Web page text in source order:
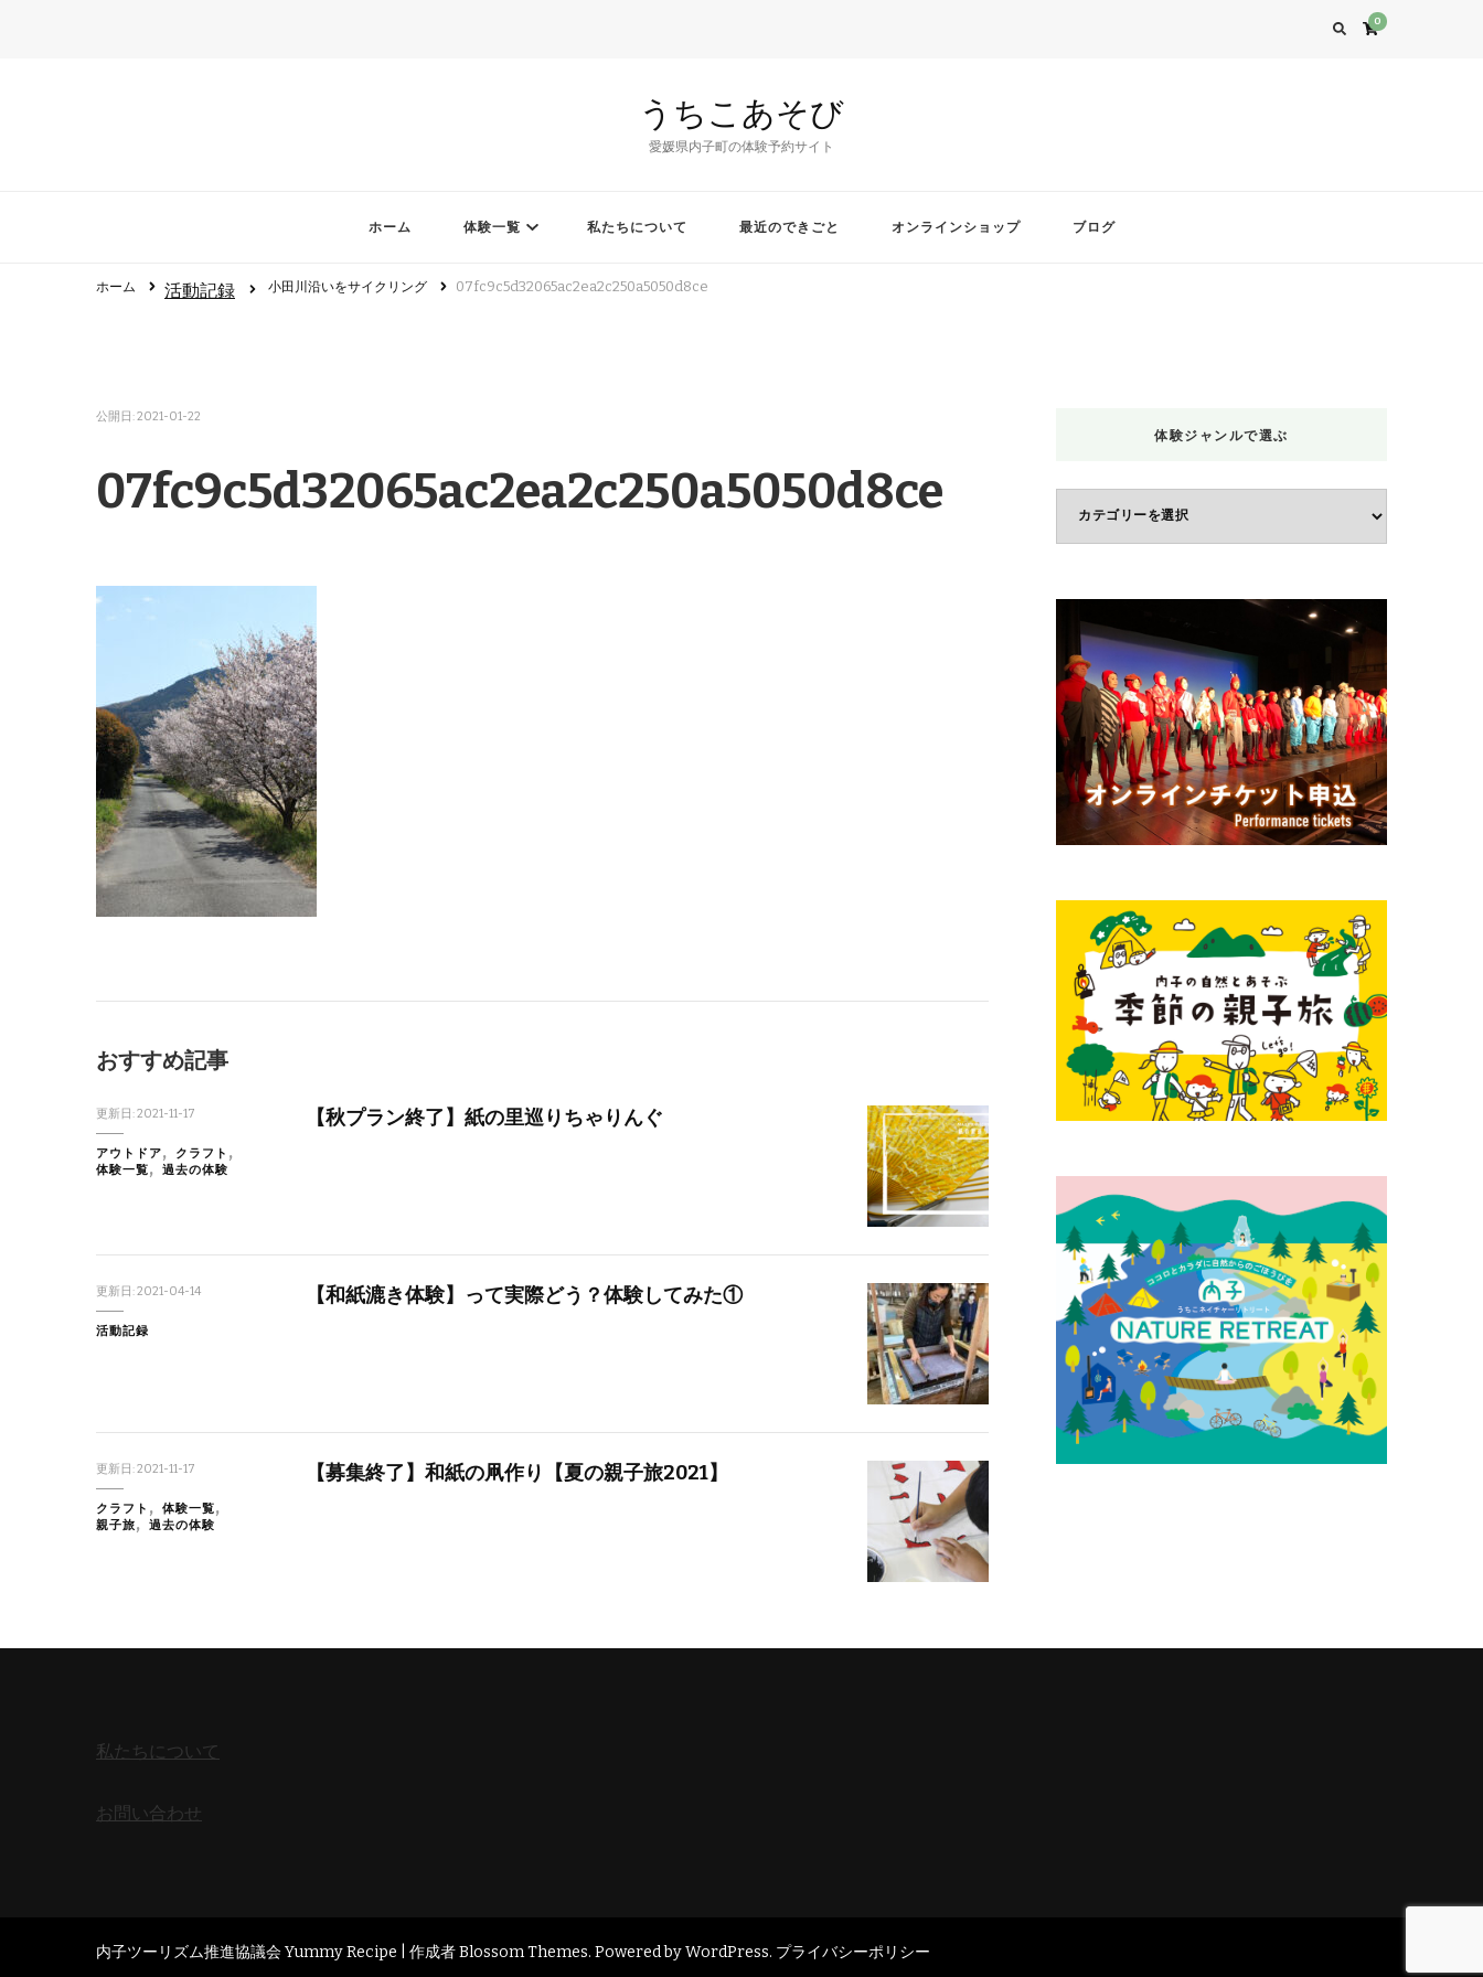
0
うちこあそび
愛媛県内子町の体験予約サイト
ホーム 体験一覧 私たちについて 最近のできごと オンラインショップ ブログ
ホーム 活動記録 小田川沿いをサイクリング 07fc9c5d32065ac2ea2c250a5050d8ce
公開日:2021-01-22
07fc9c5d32065ac2ea2c250a5050d8ce
おすすめ記事
更新日:2021-11-17
アウトドア
クラフト
体験一覧
過去の体験
【秋プラン終了】紙の里巡りちゃりんぐ
更新日:2021-04-14
活動記録
【和紙漉き体験】って実際どう？体験してみた①
更新日:2021-11-17
クラフト
体験一覧
親子旅
過去の体験
【募集終了】和紙の凧作り【夏の親子旅2021】
体験ジャンルで選ぶ
ャ
ル
で
選
ぶ
私たちについて
お問い合わせ
内子ツーリズム推進協議会 Yummy Recipe | 作成者Blossom Themes. Powered byWordPress. プライバシーポリシー